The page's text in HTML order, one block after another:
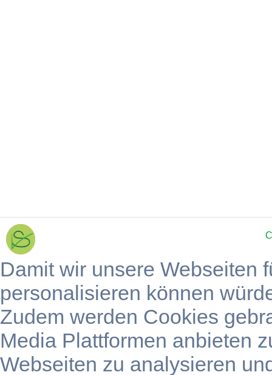
Damit wir unsere Webseiten
personalisieren können
Zudem werden Cookies
Media Plattformen anbieten
Webseiten zu analysieren